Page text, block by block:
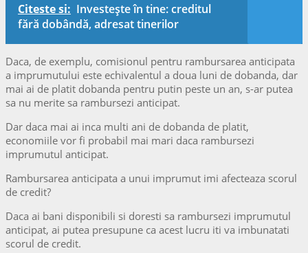
Citeste si: Investeşte în tine: creditul
fără dobândă, adresat tinerilor
Daca, de exemplu, comisionul pentru rambursarea anticipata
a imprumutului este echivalentul a doua luni de dobanda, dar
mai ai de platit dobanda pentru putin peste un an, s-ar putea
sa nu merite sa rambursezi anticipat.
Dar daca mai ai inca multi ani de dobanda de platit,
economiile vor fi probabil mai mari daca rambursezi
imprumutul anticipat.
Rambursarea anticipata a unui imprumut imi afecteaza scorul
de credit?
Daca ai bani disponibili si doresti sa rambursezi imprumutul
anticipat, ai putea presupune ca acest lucru iti va imbunatati
scorul de credit.